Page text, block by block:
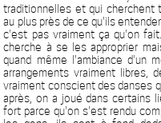
traditionnelles et qui cherchent
au plus près de ce qu'ils
c'est pas vraiment ça qu'on
cherche à se les approprier
quand même l'ambiance d'un
arrangements vraiment libres,
vraiment conscient des danses
après, on a joué dans certains
fort parce qu'on s'est rendu